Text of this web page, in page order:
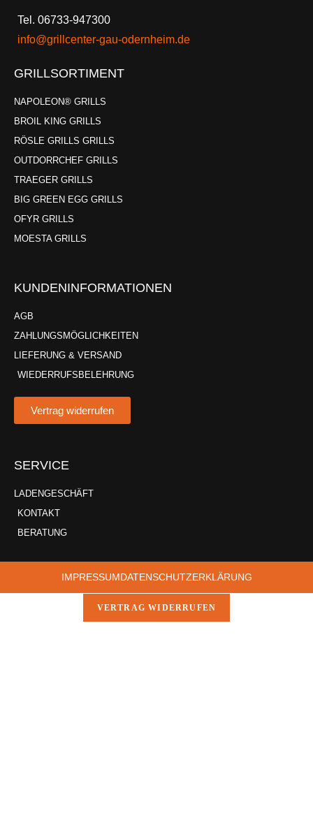
Tel. 06733-947300
info@grillcenter-gau-odernheim.de
GRILLSORTIMENT
NAPOLEON® GRILLS
BROIL KING GRILLS
RÖSLE GRILLS GRILLS
OUTDORRCHEF GRILLS
TRAEGER GRILLS
BIG GREEN EGG GRILLS
OFYR GRILLS
MOESTA GRILLS
KUNDENINFORMATIONEN
AGB
ZAHLUNGSMÖGLICHKEITEN
LIEFERUNG & VERSAND
WIEDERRUFSBELEHRUNG
Vertrag widerrufen
SERVICE
LADENGESCHÄFT
KONTAKT
BERATUNG
IMPRESSUMDATENSCHUTZERKLÄRUNG
VERTRAG WIDERRUFEN